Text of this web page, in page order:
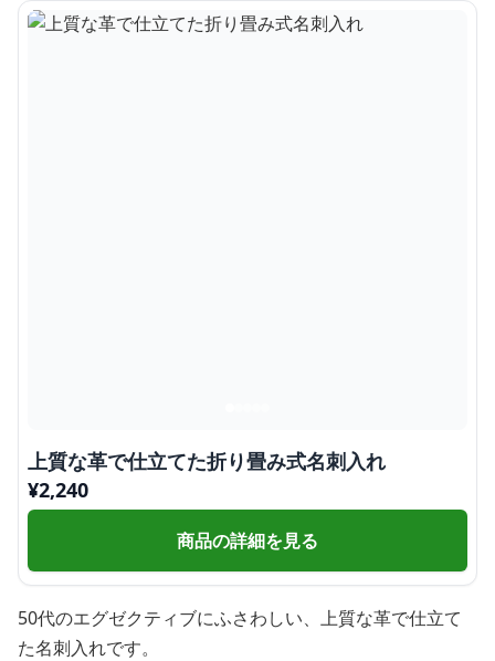
上質な革で仕立てた折り畳み式名刺入れ
¥2,240
商品の詳細を見る
50代のエグゼクティブにふさわしい、上質な革で仕立て
た名刺入れです。